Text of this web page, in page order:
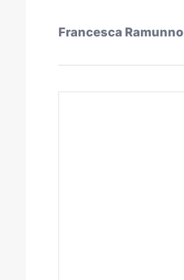
Francesca Ramunno